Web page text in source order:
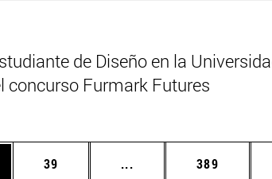
de Diseño en la
concurso Furmark Futures
desplazarse.
Página
39 ... Páginas intermedias
Página
389